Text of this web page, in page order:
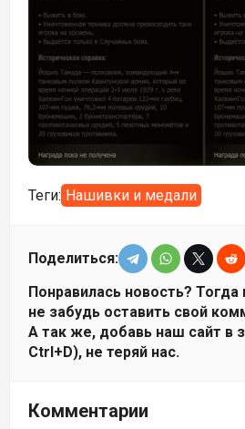
Теги: Нашивки и медали
Поделиться:
Понравилась новость? Тогда
не забудь оставить свой
А так же, добавь наш сайт в
Ctrl+D), не теряй нас.
Комментарии